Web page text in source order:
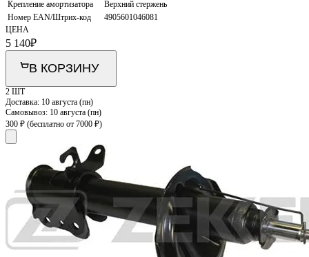
Крепление амортизатора
Верхний стержень
Номер EAN/Штрих-код
4905601046081
ЦЕНА
5 140₽
В КОРЗИНУ
2 ШТ
Доставка: 10 августа (пн)
Самовывоз: 10 августа (пн)
300 ₽ (бесплатно от 7000 ₽)